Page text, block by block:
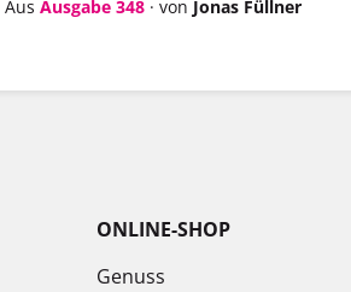
Aus Ausgabe 348 · von Jonas Füllner
ONLINE-SHOP
Genuss